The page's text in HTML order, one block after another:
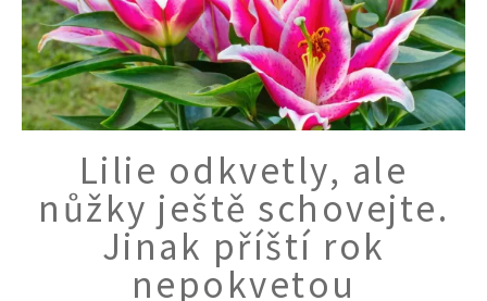
Lilie odkvetly, ale
nůžky ještě schovejte.
Jinak příští rok
nepokvetou